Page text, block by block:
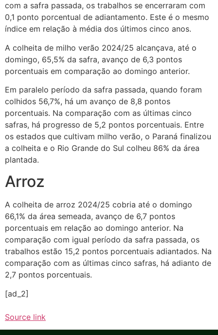
com a safra passada, os trabalhos se encerraram com
0,1 ponto porcentual de adiantamento. Este é o mesmo
índice em relação à média dos últimos cinco anos.
A colheita de milho verão 2024/25 alcançava, até o
domingo, 65,5% da safra, avanço de 6,3 pontos
porcentuais em comparação ao domingo anterior.
Em paralelo período da safra passada, quando foram
colhidos 56,7%, há um avanço de 8,8 pontos
porcentuais. Na comparação com as últimas cinco
safras, há progresso de 5,2 pontos porcentuais. Entre
os estados que cultivam milho verão, o Paraná finalizou
a colheita e o Rio Grande do Sul colheu 86% da área
plantada.
Arroz
A colheita de arroz 2024/25 cobria até o domingo
66,1% da área semeada, avanço de 6,7 pontos
porcentuais em relação ao domingo anterior. Na
comparação com igual período da safra passada, os
trabalhos estão 15,2 pontos porcentuais adiantados. Na
comparação com as últimas cinco safras, há adianto de
2,7 pontos porcentuais.
[ad_2]
Source link